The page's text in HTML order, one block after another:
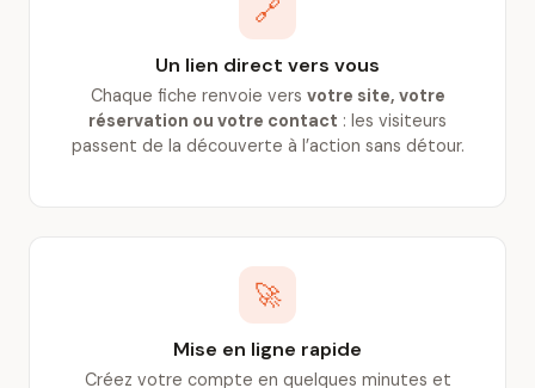
🔗
Un lien direct vers vous
Chaque fiche renvoie vers votre site, votre
réservation ou votre contact : les visiteurs
passent de la découverte à l’action sans détour.
🚀
Mise en ligne rapide
Créez votre compte en quelques minutes et